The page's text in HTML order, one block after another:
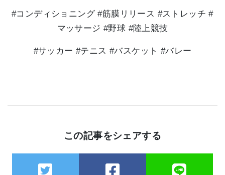
#コンディショニング #筋膜リリース #ストレッチ #
マッサージ #野球 #陸上競技
#サッカー #テニス #バスケット #バレー
この記事をシェアする